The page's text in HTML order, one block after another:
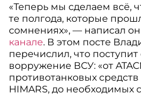
«Теперь мы сделаем всё,
те полгода, которые
сомнениях», — написал он
канале. В этом посте
перечислил, что
ворружение ВСУ: «от
противотанковых
HIMARS, до необходимых